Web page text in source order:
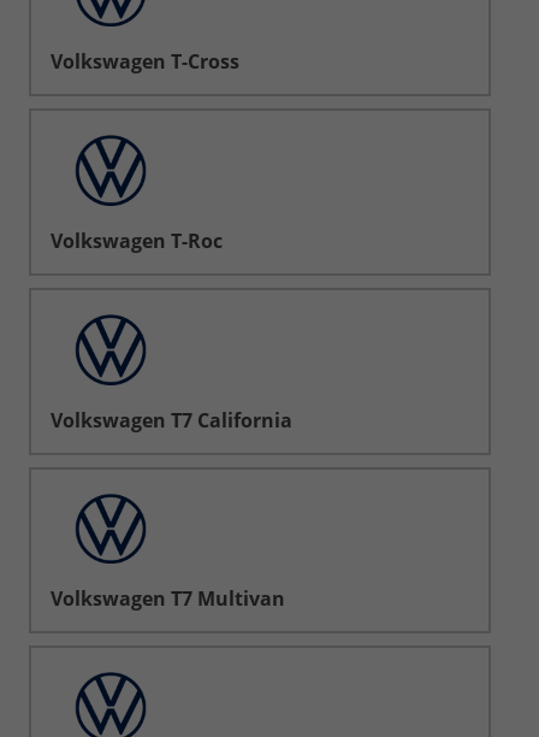
Volkswagen T-Cross
Volkswagen T-Roc
Volkswagen T7 California
Volkswagen T7 Multivan